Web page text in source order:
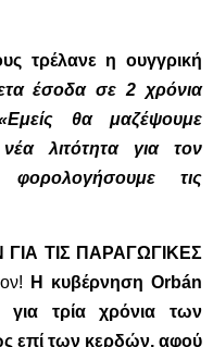
τρέλανε η ουγγρική
έσοδα σε 2 χρόνια
θα μαζέψουμε
λιτότητα για τον
τις
ΤΙΣ ΠΑΡΑΓΩΓΙΚΕΣ
Η κυβέρνηση Orbán
για τρία χρόνια των
επί των κερδών, αφού